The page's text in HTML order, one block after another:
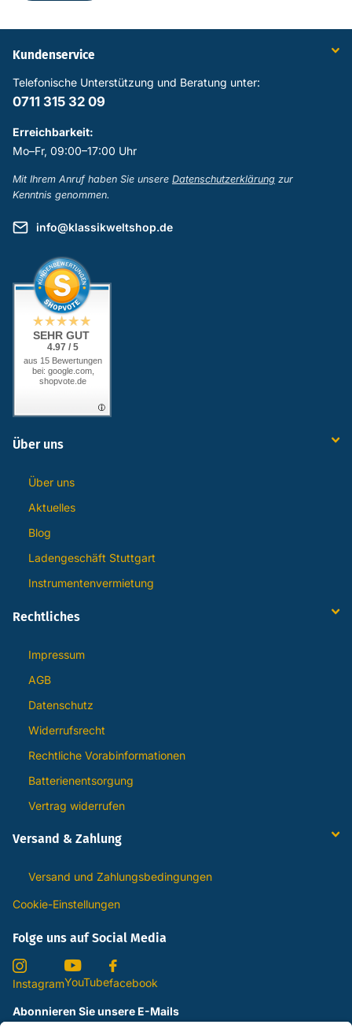
Kundenservice
Telefonische Unterstützung und Beratung unter:
0711 315 32 09
Erreichbarkeit:
Mo–Fr, 09:00–17:00 Uhr
Mit Ihrem Anruf haben Sie unsere Datenschutzerklärung zur
Kenntnis genommen.
info@klassikweltshop.de
SEHR GUT
4.97 / 5
aus 15 Bewertungen
bei: google.com,
shopvote.de
Über uns
Über uns
Aktuelles
Blog
Ladengeschäft Stuttgart
Instrumentenvermietung
Rechtliches
Impressum
AGB
Datenschutz
Widerrufsrecht
Rechtliche Vorabinformationen
Batterienentsorgung
Vertrag widerrufen
Versand & Zahlung
Versand und Zahlungsbedingungen
Cookie-Einstellungen
Folge uns auf Social Media
InstagramYouTubefacebook
Abonnieren Sie unsere E-Mails